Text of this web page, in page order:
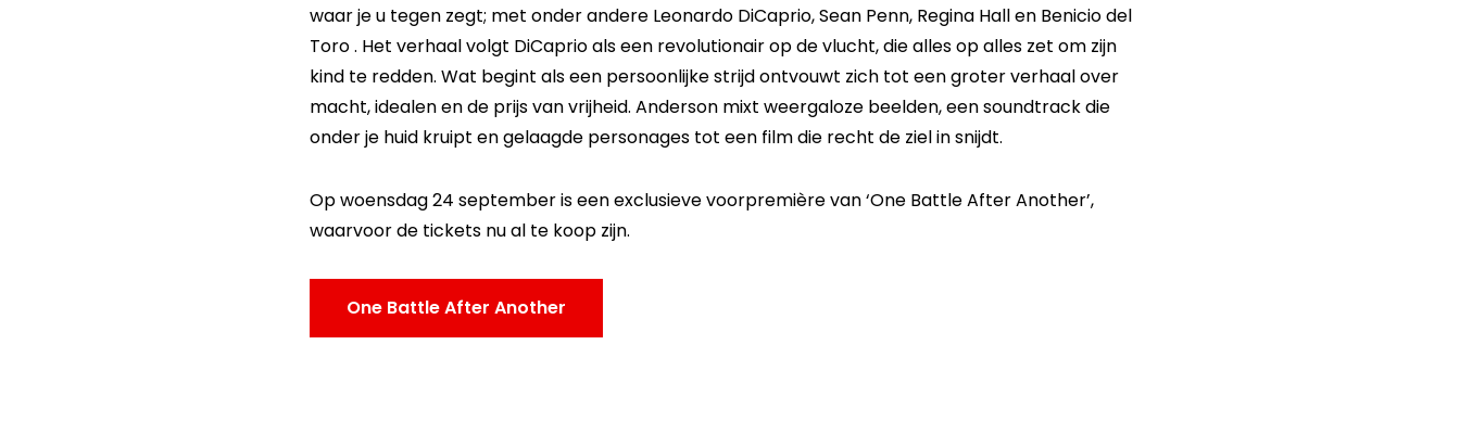
waar je u tegen zegt; met onder andere Leonardo DiCaprio, Sean Penn, Regina Hall en Benicio del
Toro . Het verhaal volgt DiCaprio als een revolutionair op de vlucht, die alles op alles zet om zijn
kind te redden. Wat begint als een persoonlijke strijd ontvouwt zich tot een groter verhaal over
macht, idealen en de prijs van vrijheid. Anderson mixt weergaloze beelden, een soundtrack die
onder je huid kruipt en gelaagde personages tot een film die recht de ziel in snijdt.
Op woensdag 24 september is een exclusieve voorpremière van ‘One Battle After Another’,
waarvoor de tickets nu al te koop zijn.
One Battle After Another